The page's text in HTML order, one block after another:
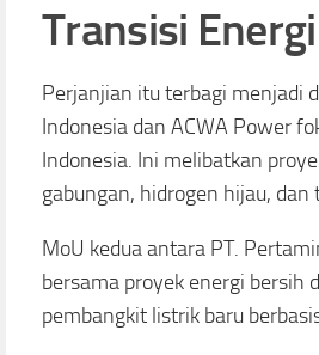
Transisi
Perjanjian itu terbagi menjadi
Indonesia dan ACWA Power
Indonesia. Ini melibatkan
gabungan, hidrogen hijau, dan
MoU kedua antara PT.
bersama proyek energi bersih
pembangkit listrik baru